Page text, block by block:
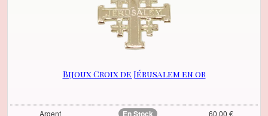
Bijoux Croix de Jérusalem en or
Argent En Stock
60.00 €